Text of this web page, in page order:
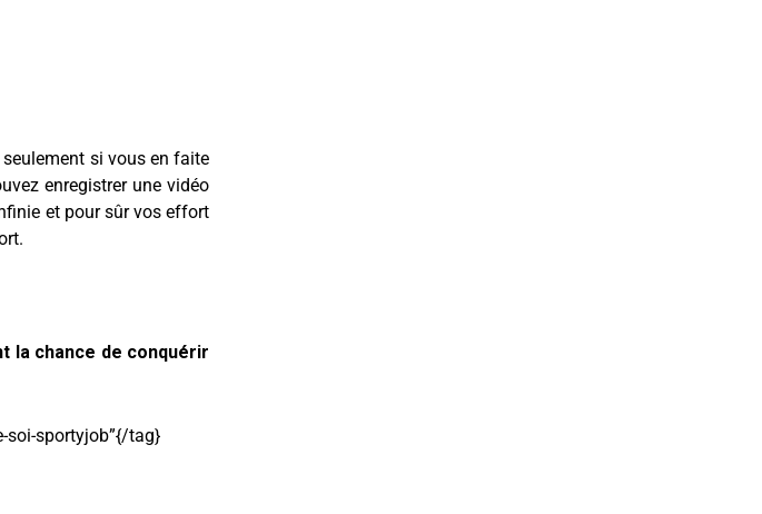
si vous en faite
enregistrer une vidéo
et pour sûr vos effort
la chance de conquérir
soi-sportyjob”{/tag}